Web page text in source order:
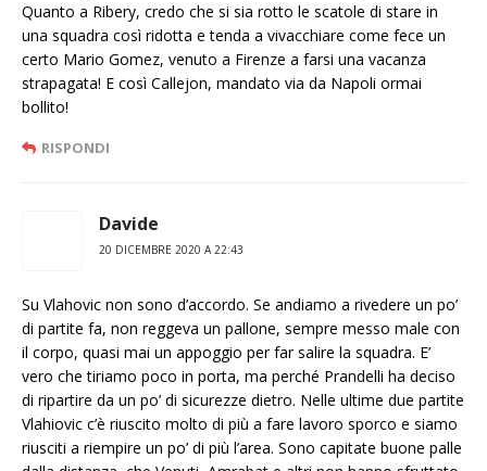
Quanto a Ribery, credo che si sia rotto le scatole di stare in
una squadra così ridotta e tenda a vivacchiare come fece un
certo Mario Gomez, venuto a Firenze a farsi una vacanza
strapagata! E così Callejon, mandato via da Napoli ormai
bollito!
RISPONDI
Davide
20 DICEMBRE 2020 A 22:43
Su Vlahovic non sono d’accordo. Se andiamo a rivedere un po’
di partite fa, non reggeva un pallone, sempre messo male con
il corpo, quasi mai un appoggio per far salire la squadra. E’
vero che tiriamo poco in porta, ma perché Prandelli ha deciso
di ripartire da un po’ di sicurezze dietro. Nelle ultime due partite
Vlahiovic c’è riuscito molto di più a fare lavoro sporco e siamo
riusciti a riempire un po’ di più l’area. Sono capitate buone palle